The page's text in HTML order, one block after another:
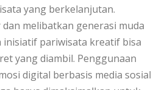
yang berkelanjutan.
melibatkan generasi muda
inisiatif pariwisata kreatif bisa
yang diambil. Penggunaan
digital berbasis media sosial